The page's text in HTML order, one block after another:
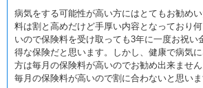
病気をする可能性が高い方にはとてもお勧め
料は割と高めだけど手厚い内容となっており
いので保険料を受け取っても3年に一度お祝い
得な保険だと思います。しかし、健康で病気
方は毎月の保険料が高いのでお勧め出来ませ
毎月の保険料が高いので割に合わないと思いま